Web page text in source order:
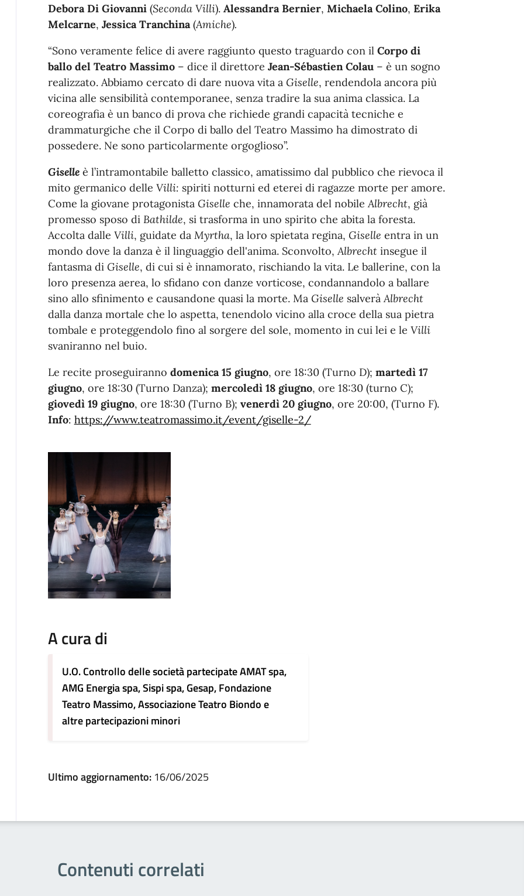
Debora Di Giovanni(Seconda Villi). Alessandra Bernier, Michaela Colino, Erika
Melcarne, Jessica Tranchina (Amiche).
“Sono veramente felice di avere raggiunto questo traguardo con il Corpo di
ballo del Teatro Massimo– dice il direttore Jean-Sébastien Colau– è un sogno
realizzato. Abbiamo cercato di dare nuova vita a Giselle, rendendola ancora più
vicina alle sensibilità contemporanee, senza tradire la sua anima classica. La
coreografia è un banco di prova che richiede grandi capacità tecniche e
drammaturgiche che il Corpo di ballo del Teatro Massimo ha dimostrato di
possedere. Ne sono particolarmente orgoglioso”.
Giselleè l’intramontabile balletto classico, amatissimo dal pubblico che rievoca il
mito germanico delle Villi: spiriti notturni ed eterei di ragazze morte per amore.
Come la giovane protagonista Giselle che, innamorata del nobile Albrecht, già
promesso sposo di Bathilde, si trasforma in uno spirito che abita la foresta.
Accolta dalle Villi, guidate da Myrtha, la loro spietata regina, Giselle entra in un
mondo dove la danza è il linguaggio dell'anima. Sconvolto, Albrechtinsegue il
fantasma di Giselle, di cui si è innamorato, rischiando la vita. Le ballerine, con la
loro presenza aerea, lo sfidano con danze vorticose, condannandolo a ballare
sino allo sfinimento e causandone quasi la morte. Ma Giselle salverà Albrecht
dalla danza mortale che lo aspetta, tenendolo vicino alla croce della sua pietra
tombale e proteggendolo fino al sorgere del sole, momento in cui lei e le Villi
svaniranno nel buio.
Le recite proseguiranno domenica 15 giugno, ore 18:30 (Turno D); martedì 17
giugno, ore 18:30 (Turno Danza); mercoledì 18 giugno, ore 18:30 (turno C);
giovedì 19 giugno, ore 18:30 (Turno B); venerdì 20 giugno, ore 20:00, (Turno F).
Info: https://www.teatromassimo.it/event/giselle-2/
A cura di
U.O. Controllo delle società partecipate AMAT spa,
AMG Energia spa, Sispi spa, Gesap, Fondazione
Teatro Massimo, Associazione Teatro Biondo e
altre partecipazioni minori
Ultimo aggiornamento: 16/06/2025
Contenuti correlati